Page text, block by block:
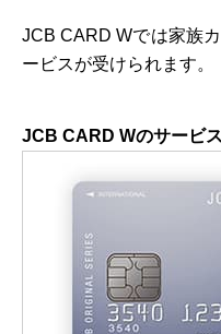
JCB CARD Wでは家族
ービスが受けられます。
JCB CARD Wのサービス